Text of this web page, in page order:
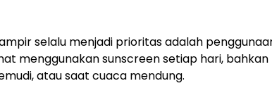
selalu menjadi prioritas adalah
menggunakan sunscreen setiap hari,
atau saat cuaca mendung.